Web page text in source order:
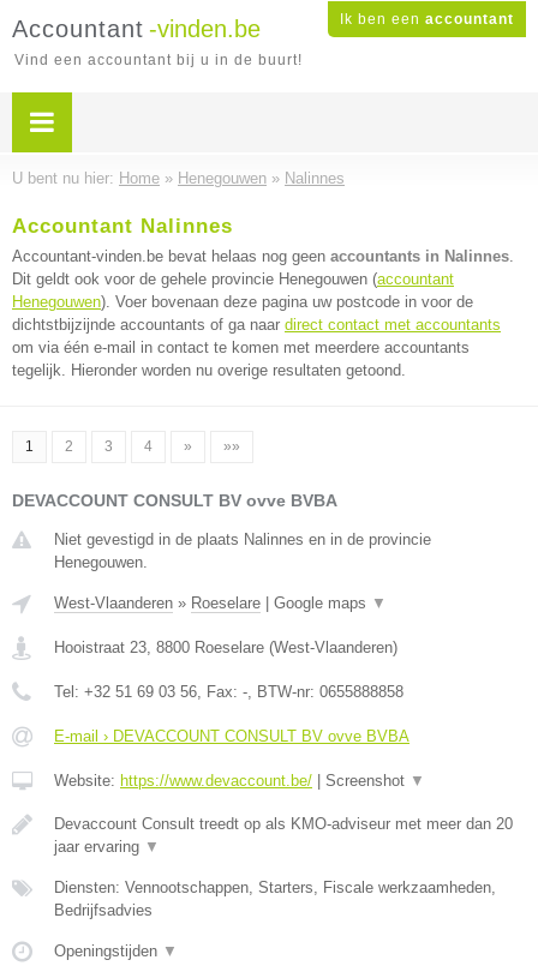
Ik ben een accountant
Accountant -vinden.be
Vind een accountant bij u in de buurt!
U bent nu hier: Home » Henegouwen » Nalinnes
Accountant Nalinnes
Accountant-vinden.be bevat helaas nog geen accountants in Nalinnes.
Dit geldt ook voor de gehele provincie Henegouwen (accountant
Henegouwen). Voer bovenaan deze pagina uw postcode in voor de
dichtstbijzijnde accountants of ga naar direct contact met accountants
om via één e-mail in contact te komen met meerdere accountants
tegelijk. Hieronder worden nu overige resultaten getoond.
1 2 3 4 » »»
DEVACCOUNT CONSULT BV ovve BVBA
Niet gevestigd in de plaats Nalinnes en in de provincie
Henegouwen.
West-Vlaanderen » Roeselare Google maps ▼
Hooistraat 23, 8800 Roeselare (West-Vlaanderen)
Tel: +32 51 69 03 56, Fax: -, BTW-nr: 0655888858
E-mail › DEVACCOUNT CONSULT BV ovve BVBA
Website: https://www.devaccount.be/ Screenshot ▼
Devaccount Consult treedt op als KMO-adviseur met meer dan 20
jaar ervaring ▼
Diensten: Vennootschappen, Starters, Fiscale werkzaamheden,
Bedrijfsadvies
Openingstijden ▼